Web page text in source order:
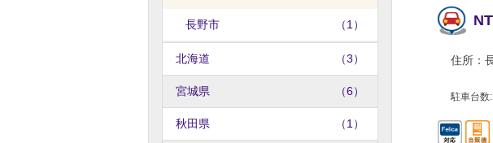
長野市 （1）
北海道 （3）
宮城県 （6）
秋田県 （1）
住所：
駐車台数: